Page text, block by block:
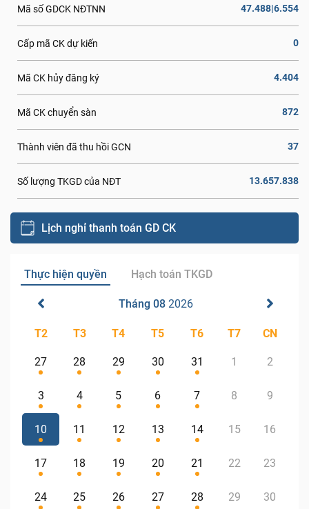
Mã số GDCK NĐTNN 47.488|6.554
Cấp mã CK dự kiến 0
Mã CK hủy đăng ký 4.404
Mã CK chuyển sàn 872
Thành viên đã thu hồi GCN 37
Số lượng TKGD của NĐT 13.657.838
Lịch nghỉ thanh toán GD CK
Thực hiện quyền Hạch toán TKGD
Tháng 08 2026
T2 T3 T4 T5 T6 T7 CN
27 28 29 30 31 1 2
3 4 5 6 7 8 9
10 11 12 13 14 15 16
17 18 19 20 21 22 23
24 25 26 27 28 29 30